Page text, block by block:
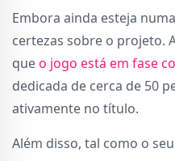
Embora ainda esteja
certezas sobre o projeto.
que o jogo está em fase
dedicada de cerca de 50
ativamente no título.
Além disso, tal como o